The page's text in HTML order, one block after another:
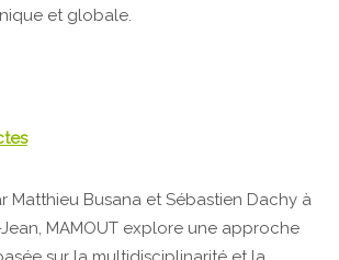
et globale.
Matthieu Busana et Sébastien Dachy à
MAMOUT explore une approche